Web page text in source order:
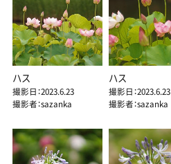
ハス
撮影日：2023.6.23
撮影者：sazanka
ハス
撮影日：2023.6.23
撮影者：sazanka